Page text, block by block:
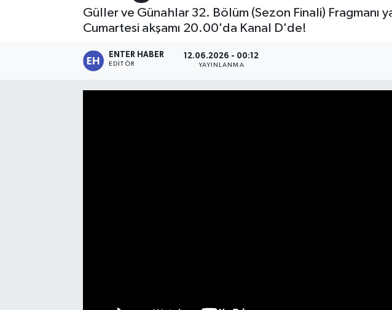
Güller ve Günahlar 32. Bölüm (Sezon Finali) Fragmanı
Cumartesi akşamı 20.00'da Kanal D'de!
ENTER HABER
EDITÖR
12.06.2026 - 00:12
YAYINLANMA
KÜLTÜR SANAT